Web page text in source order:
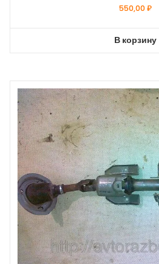
550,00₽
В корзину